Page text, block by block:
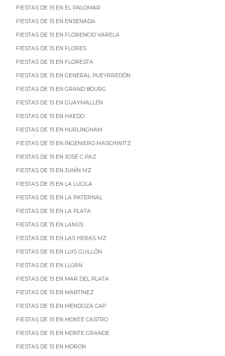
FIESTAS DE 15 EN EL PALOMAR
FIESTAS DE 15 EN ENSENADA
FIESTAS DE 15 EN FLORENCIO VARELA
FIESTAS DE 15 EN FLORES
FIESTAS DE 15 EN FLORESTA
FIESTAS DE 15 EN GENERAL PUEYRREDÓN
FIESTAS DE 15 EN GRAND BOURG
FIESTAS DE 15 EN GUAYMALLÉN
FIESTAS DE 15 EN HAEDO
FIESTAS DE 15 EN HURLINGHAM
FIESTAS DE 15 EN INGENIERO MASCHWITZ
FIESTAS DE 15 EN JOSÉ C PAZ
FIESTAS DE 15 EN JUNÍN MZ
FIESTAS DE 15 EN LA LUCILA
FIESTAS DE 15 EN LA PATERNAL
FIESTAS DE 15 EN LA PLATA
FIESTAS DE 15 EN LANÚS
FIESTAS DE 15 EN LAS HERAS MZ
FIESTAS DE 15 EN LUIS GUILLÓN
FIESTAS DE 15 EN LUJÁN
FIESTAS DE 15 EN MAR DEL PLATA
FIESTAS DE 15 EN MARTÍNEZ
FIESTAS DE 15 EN MENDOZA CAP
FIESTAS DE 15 EN MONTE CASTRO
FIESTAS DE 15 EN MONTE GRANDE
FIESTAS DE 15 EN MORÓN